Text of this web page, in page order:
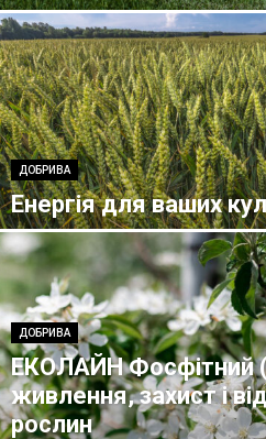
ДОБРИВА
Енергія для ваших
ДОБРИВА
ЕКОЛАЙН Фосфітний
живлення, захист і
рослин